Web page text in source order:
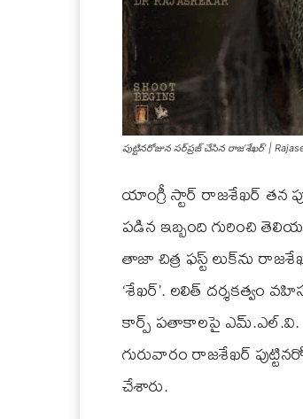
పుట్టినరోజున సర్‌ప్రజ్ చేసిన రాజ‘శేఖర్’ |
యాంగ్రీ స్టార్ రాజశేఖర్ తన
పడిన ఇబ్బంది గురించి
తాజా చిత్ర ఫస్ట్ లుక్‌ను
‘శేఖర్’. లలిత్ దర్శకత్వం
కార్ప్ పతాకాలపై ఎమ్.ఎల్.వి.
గురువారం రాజశేఖర్
చేశారు.